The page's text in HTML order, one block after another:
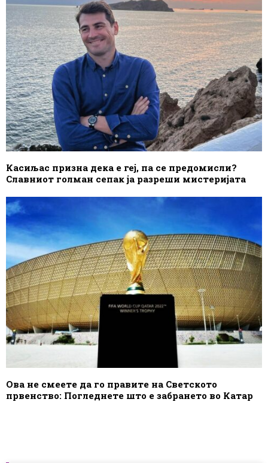
Касиљас призна дека е геј, па се предомисли?
Славниот голман сепак ја разреши мистеријата
Ова не смеете да го правите на Светското
првенство: Погледнете што е забрането во Катар